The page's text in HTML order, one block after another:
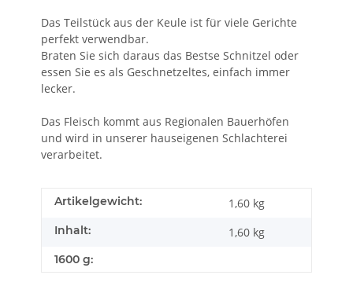
Das Teilstück aus der Keule ist für viele Gerichte
perfekt verwendbar.
Braten Sie sich daraus das Bestse Schnitzel oder
essen Sie es als Geschnetzeltes, einfach immer
lecker.
Das Fleisch kommt aus Regionalen Bauerhöfen
und wird in unserer hauseigenen Schlachterei
verarbeitet.
Artikelgewicht: 1,60 kg
Inhalt: 1,60 kg
1600 g: